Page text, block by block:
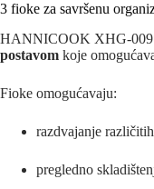
3 fioke za savršenu
HANNICOOK XHG-009
postavom koje
Fioke omogućavaju:
razdvajanje
pregledno